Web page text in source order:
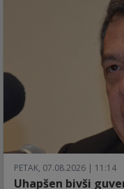
PETAK, 07.08.2026 | 11:14
Uhapšen bivši